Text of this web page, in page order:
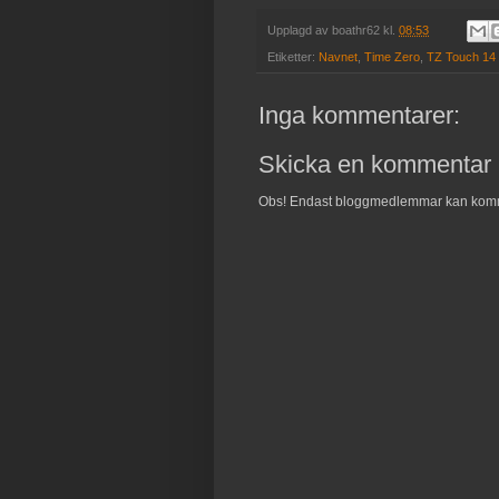
Upplagd av boathr62 kl. 08:53
Etiketter: Navnet Time Zero TZ Touch 14
Inga kommentarer:
Skicka en kommentar
Obs! Endast bloggmedlemmar kan